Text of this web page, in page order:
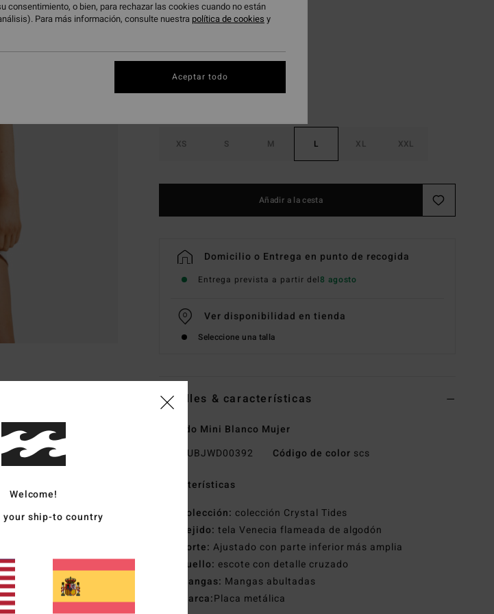
XS S M L XL XXL
Añadir a la cesta
Domicilio o Entrega en punto de recogida
Entrega prevista a partir del8 agosto
Ver disponibilidad en tienda
Seleccione una talla
Detalles & características
Vestido Mini Blanco Mujer
UBJWD00392 Código de color scs
Características
Colección: colección Crystal Tides
Tejido: tela Venecia flameada de algodón
Corte: Ajustado con parte inferior más amplia
Cuello: escote con detalle cruzado
Mangas: Mangas abultadas
Marca:Placa metálica
Welcome!
your ship-to country
consentimiento, o bien, para rechazar las cookies cuando no están
Para más información, consulte nuestra política de cookies y
Aceptar todo